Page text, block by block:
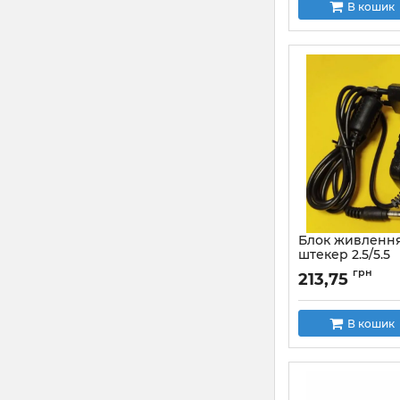
В кошик
Блок
штекер 2.5/5.5
адаптер
213,75 грн
В кошик